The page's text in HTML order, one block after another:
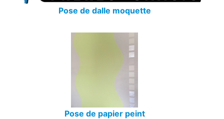
Pose de dalle moquette
Pose de papier peint